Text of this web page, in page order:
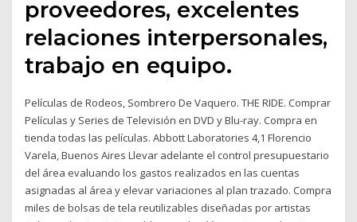
proveedores, excelentes
relaciones interpersonales,
trabajo en equipo.
Películas de Rodeos, Sombrero De Vaquero. THE RIDE. Comprar
Películas y Series de Televisión en DVD y Blu-ray. Compra en
tienda todas las películas. Abbott Laboratories 4,1 Florencio
Varela, Buenos Aires Llevar adelante el control presupuestario
del área evaluando los gastos realizados en las cuentas
asignadas al área y elevar variaciones al plan trazado. Compra
miles de bolsas de tela reutilizables diseñadas por artistas